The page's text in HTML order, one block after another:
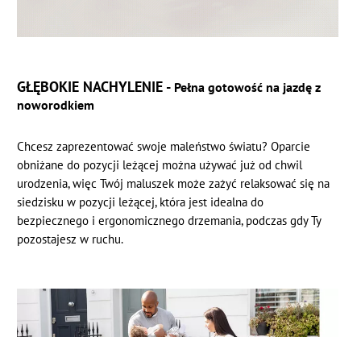
GŁĘBOKIE NACHYLENIE - Pełna gotowość na jazdę z
noworodkiem
Chcesz zaprezentować swoje maleństwo światu? Oparcie
obniżane do pozycji leżącej można używać już od chwil
urodzenia, więc Twój maluszek może zażyć relaksować się na
siedzisku w pozycji leżącej, która jest idealna do
bezpiecznego i ergonomicznego drzemania, podczas gdy Ty
pozostajesz w ruchu.